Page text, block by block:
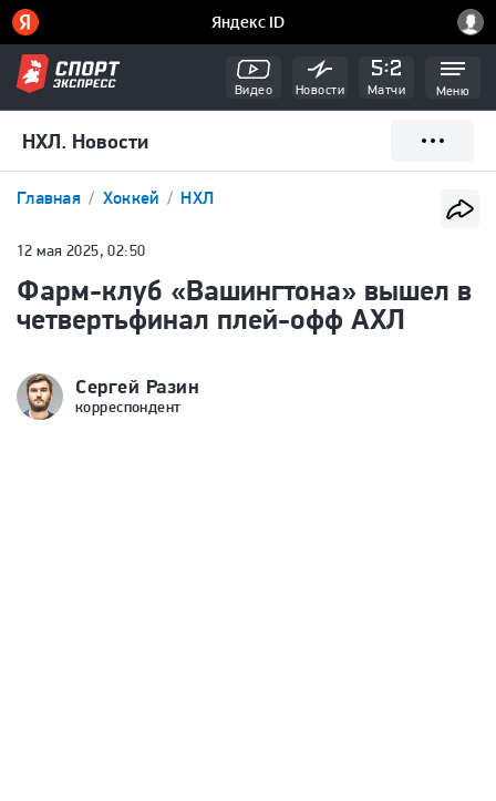
Видео Новости Матчи Меню
НХЛ. Новости
Главная Хоккей НХЛ
12 мая 2025, 02:50
Фарм-клуб «Вашингтона» вышел в
четвертьфинал плей-офф АХЛ
Сергей Разин
корреспондент